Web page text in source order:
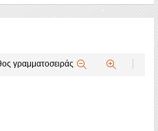
γραμματοσειράς